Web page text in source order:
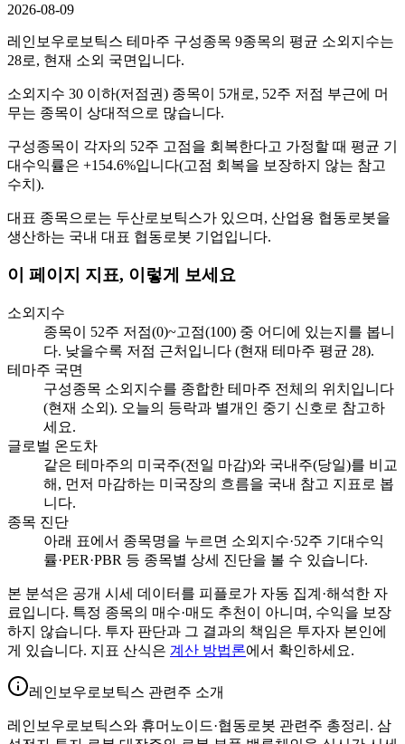
2026-08-09
레인보우로보틱스 테마주 구성종목 9종목의 평균 소외지수는
28로, 현재 소외 국면입니다.
소외지수 30 이하(저점권) 종목이 5개로, 52주 저점 부근에 머
무는 종목이 상대적으로 많습니다.
구성종목이 각자의 52주 고점을 회복한다고 가정할 때 평균 기
대수익률은 +154.6%입니다(고점 회복을 보장하지 않는 참고
수치).
대표 종목으로는 두산로보틱스가 있으며, 산업용 협동로봇을
생산하는 국내 대표 협동로봇 기업입니다.
이 페이지 지표, 이렇게 보세요
소외지수
종목이 52주 저점(0)~고점(100) 중 어디에 있는지를 봅니
다. 낮을수록 저점 근처입니다 (현재 테마주 평균 28).
테마주 국면
구성종목 소외지수를 종합한 테마주 전체의 위치입니다
(현재 소외). 오늘의 등락과 별개인 중기 신호로 참고하
세요.
글로벌 온도차
같은 테마주의 미국주(전일 마감)와 국내주(당일)를 비교
해, 먼저 마감하는 미국장의 흐름을 국내 참고 지표로 봅
니다.
종목 진단
아래 표에서 종목명을 누르면 소외지수·52주 기대수익
률·PER·PBR 등 종목별 상세 진단을 볼 수 있습니다.
본 분석은 공개 시세 데이터를 피플로가 자동 집계·해석한 자
료입니다. 특정 종목의 매수·매도 추천이 아니며, 수익을 보장
하지 않습니다. 투자 판단과 그 결과의 책임은 투자자 본인에
게 있습니다. 지표 산식은 계산 방법론에서 확인하세요.
레인보우로보틱스 관련주 소개
레인보우로보틱스와 휴머노이드·협동로봇 관련주 총정리. 삼